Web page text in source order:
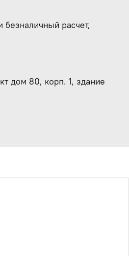
безналичный расчет,
дом 80, корп. 1, здание